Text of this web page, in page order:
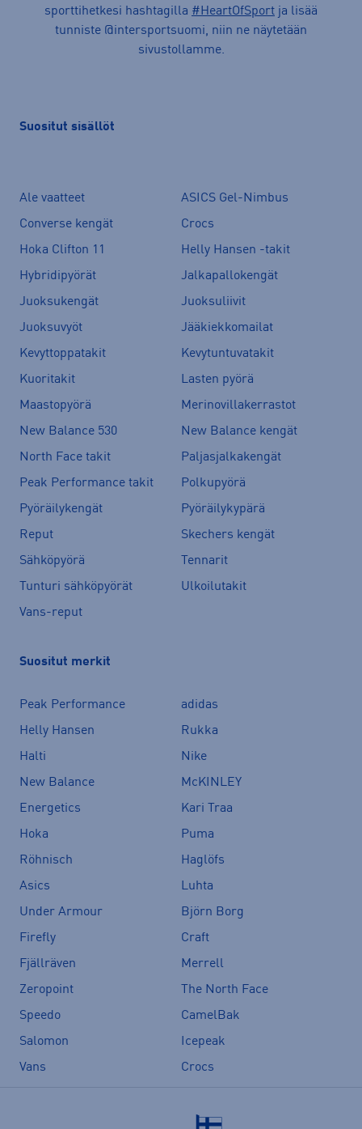
sporttihetkesi hashtagilla #HeartOfSport ja lisää
tunniste @intersportsuomi, niin ne näytetään
sivustollamme.
Suositut sisällöt
Ale vaatteet
ASICS Gel-Nimbus
Converse kengät
Crocs
Hoka Clifton 11
Helly Hansen -takit
Hybridipyörät
Jalkapallokengät
Juoksukengät
Juoksuliivit
Juoksuvyöt
Jääkiekkomailat
Kevyttoppatakit
Kevytuntuvatakit
Kuoritakit
Lasten pyörä
Maastopyörä
Merinovillakerrastot
New Balance 530
New Balance kengät
North Face takit
Paljasjalkakengät
Peak Performance takit
Polkupyörä
Pyöräilykengät
Pyöräilykypärä
Reput
Skechers kengät
Sähköpyörä
Tennarit
Tunturi sähköpyörät
Ulkoilutakit
Vans-reput
Suositut merkit
Peak Performance
adidas
Helly Hansen
Rukka
Halti
Nike
New Balance
McKINLEY
Energetics
Kari Traa
Hoka
Puma
Röhnisch
Haglöfs
Asics
Luhta
Under Armour
Björn Borg
Firefly
Craft
Fjällräven
Merrell
Zeropoint
The North Face
Speedo
CamelBak
Salomon
Icepeak
Vans
Crocs